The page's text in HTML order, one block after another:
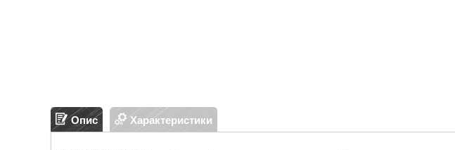
Опис Характеристики